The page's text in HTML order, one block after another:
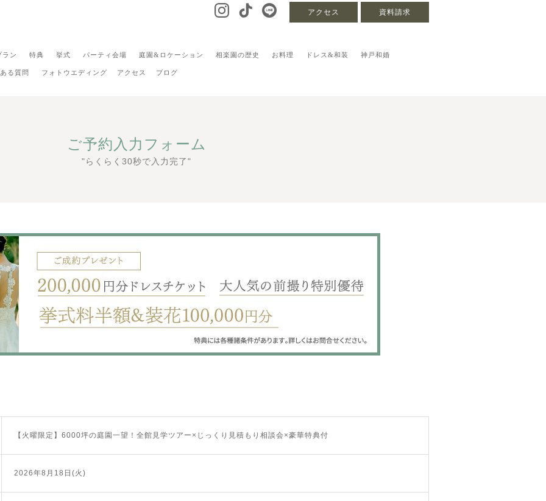
資料請求
アクセス
ラン 特典 挙式 パーティ会場 庭園&ロケーション 相楽園の歴史 お料理 ドレス&和装 神戸和婚
る質問 フォトウエディング アクセス ブログ
ご予約入力フォーム
"らくらく30秒で入力完了"
【火曜限定】6000坪の庭園一望！全館見学ツアー×じっくり見積もり相談会×豪華特典付
2026年8月18日(火)